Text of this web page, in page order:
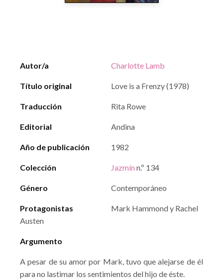
Autor/a Charlotte Lamb
Título original Love is a Frenzy (1978)
Traducción Rita Rowe
Editorial Andina
Año de publicación 1982
Colección Jazmín n.º 134
Género Contemporáneo
Protagonistas
Mark Hammond y Rachel
Austen
Argumento
A pesar de su amor por Mark, tuvo que alejarse de él
para no lastimar los sentimientos del hijo de éste.